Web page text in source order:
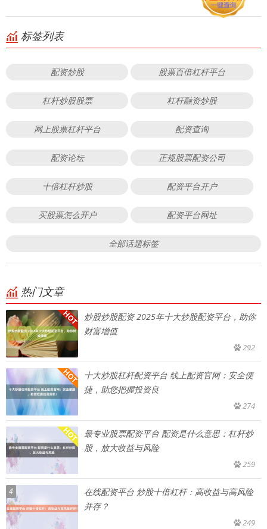
标签列表
配资炒股 股票百倍杠杆平台
杠杆炒股股票 杠杆融资炒股
网上股票杠杆平台 配资查询
配资论坛 正规股票配资公司
十倍杠杆炒股 配资平台开户
买股票怎么开户 配资平台网址
全部话题标签
热门文章
炒股炒股配资 2025年十大炒股配资平台，助你
财富增值
292
十大炒股杠杆配资平台 线上配资官网：安全便
捷，助您把握投资良
274
最专业股票配资平台 配资是什么意思：杠杆炒
股，放大收益与风险
259
4
在线配资平台 炒股十倍杠杆：高收益与高风险
并存？
249